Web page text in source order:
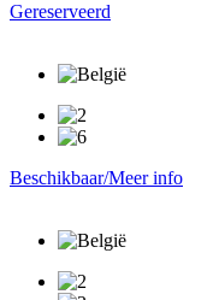
Gereserveerd
Beschikbaar/Meer info